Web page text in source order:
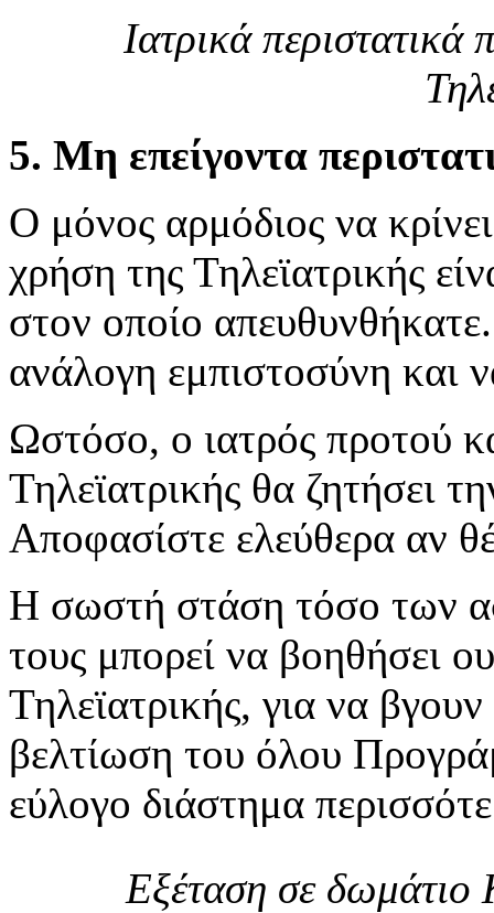
Ιατρικά
5. Μη επείγοντα
Ο μόνος αρμόδιος να
χρήση της Τηλεϊατρικής
στον οποίο
ανάλογη εμπιστοσύνη και
Ωστόσο, ο ιατρός προτού
Τηλεϊατρικής θα ζητήσει
Αποφασίστε ελεύθερα αν
Η σωστή στάση τόσο των
τους μπορεί να βοηθήσει
Τηλεϊατρικής, για να
βελτίωση του όλου
εύλογο διάστημα
Εξέταση σε δωμάτιο